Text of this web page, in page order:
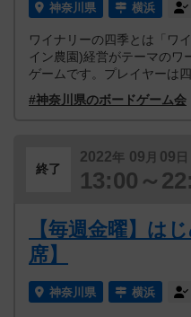
神奈川県 横浜
ワイナリーの四季とは「ワ
イン農園)経営がテーマのワ
ゲームです。プレイヤーは
#神奈川県のボードゲーム会
終了
2022年 09 月 09 日
13:00～
【毎週金曜】は
席】
神奈川県 横浜